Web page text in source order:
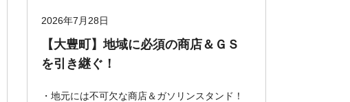
2026年7月28日
【大豊町】地域に必須の商店＆ＧＳ
を引き継ぐ！
・地元には不可欠な商店＆ガソリンスタンド！